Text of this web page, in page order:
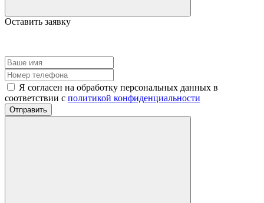
Оставить заявку
Я согласен на обработку персональных данных в
соответствии с политикой конфиденциальности
Отправить